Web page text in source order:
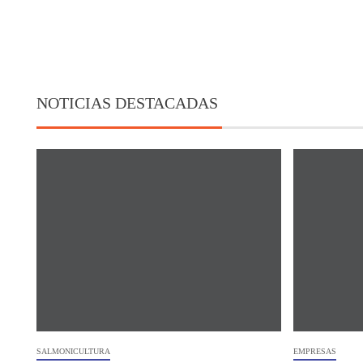
NOTICIAS DESTACADAS
SALMONICULTURA EMPRESAS